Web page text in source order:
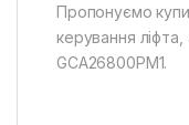
Пропонуємо
керування ліфта,
GCA26800PM1.